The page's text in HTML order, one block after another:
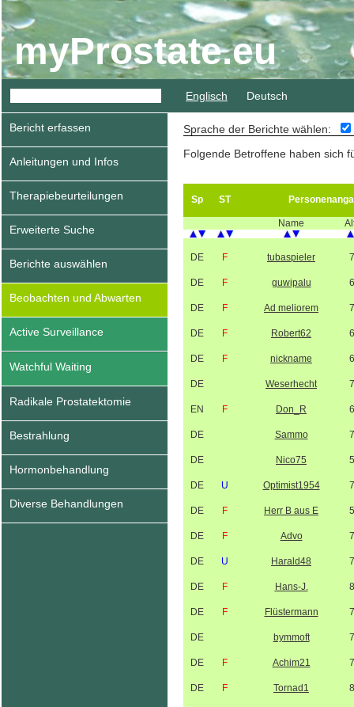
myProstate.eu
Englisch Deutsch
Bericht erfassen
Anleitungen und Infos
Therapiebeurteilungen
Erweiterte Suche
Berichte auswählen
Beobachten und Abwarten
Active Surveillance
Watchful Waiting
Radikale Prostatektomie
Bestrahlung
Hormonbehandlung
Diverse Behandlungen
Sprache der Berichte wählen:
Folgende Betroffene haben sich
Sp ST
Name
DE F tubaspieler
DE F guwipalu
DE F Ad meliorem
DE F Robert62
DE F nickname
DE Weserhecht
EN F Don_R
DE Sammo
DE Nico75
DE U Optimist1954
DE F Herr B aus E
DE F Advo
DE U Harald48
DE F Hans-J.
DE F Flüstermann
DE bymmoft
DE F Achim21
DE F Tornad1